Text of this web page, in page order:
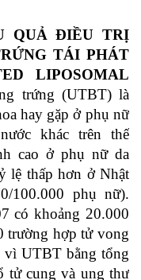
QUẢ ĐIỀU TRỊ
TÁI PHÁT
LIPOSOMAL
trứng (UTBT) là
hay gặp ở phụ nữ
khác trên thế
cao ở phụ nữ da
lệ thấp hơn ở Nhật
100.000 phụ nữ).
có khoảng 20.000
trường hợp tử vong
vì UTBT bằng tổng
tử cung và ung thư